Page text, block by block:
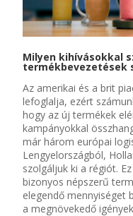
Milyen kihívásokkal
termékbevezetések
Az amerikai és abrit
lefoglalja, ezért
hogy az új termékek
kampányokkal
márhárom európai
Lengyelországból,
szolgáljuk ki a régiót.
bizonyos népszerű
elegendő mennyiséget
a megnövekedő